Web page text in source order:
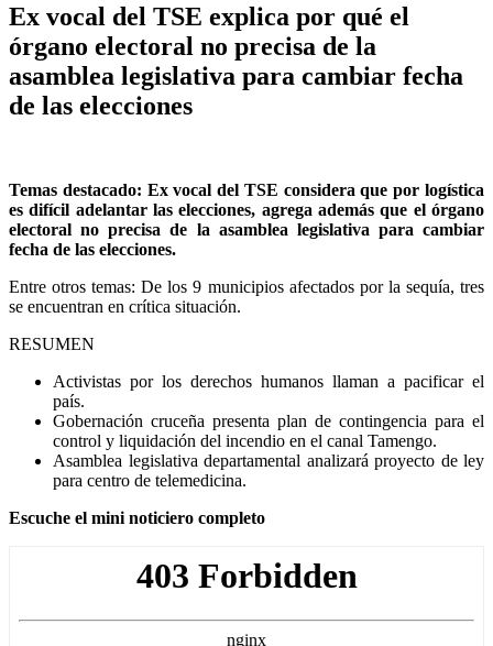
Ex vocal del TSE explica por qué el
órgano electoral no precisa de la
asamblea legislativa para cambiar fecha
de las elecciones
Temas destacado: Ex vocal del TSE considera que por logística
es difícil adelantar las elecciones, agrega además que el órgano
electoral no precisa de la asamblea legislativa para cambiar
fecha de las elecciones.
Entre otros temas: De los 9 municipios afectados por la sequía, tres
se encuentran en crítica situación.
RESUMEN
Activistas por los derechos humanos llaman a pacificar el
país.
Gobernación cruceña presenta plan de contingencia para el
control y liquidación del incendio en el canal Tamengo.
Asamblea legislativa departamental analizará proyecto de ley
para centro de telemedicina.
Escuche el mini noticiero completo